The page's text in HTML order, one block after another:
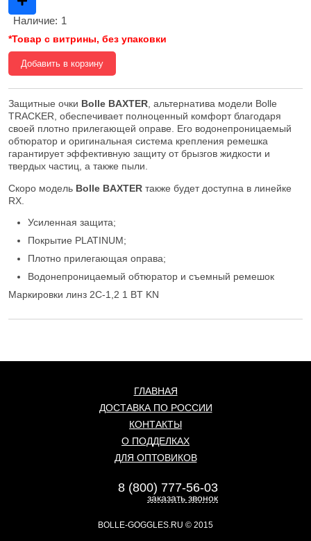
Наличие: 1
*Товар с витрины, без упаковки
Добавить в корзину
Защитные очки Bolle BAXTER, альтернатива модели Bolle
TRACKER, обеспечивает полноценный комфорт благодаря
своей плотно прилегающей оправе. Его водонепроницаемый
обтюратор и оригинальная система крепления ремешка
гарантирует эффективную защиту от брызгов жидкости и
твердых частиц, а также пыли.
Скоро модель Bolle BAXTER также будет доступна в линейке
RX.
Усиленная защита;
Покрытие PLATINUM;
Плотно прилегающая оправа;
Водонепроницаемый обтюратор и съемный ремешок
Маркировки линз 2C-1,2 1 BT KN
ГЛАВНАЯ
ДОСТАВКА ПО РОССИИ
КОНТАКТЫ
О ПОДДЕЛКАХ
ДЛЯ ОПТОВИКОВ
BOLLE-GOGGLES.RU © 2015
8 (800) 777-56-03
заказать звонок